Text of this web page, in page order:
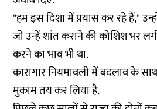
"हम इस दिशा मेंप्रयासकर रहे हैं,"
जो उन्हें शांत कराने की कोशिश भर
करने का भाव भी था.
कारागार नियमावली में बदलाव के
मुकाम तय कर लिया है.